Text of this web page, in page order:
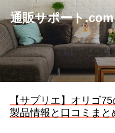
通販サポート.com
【サプリエ】オリゴ75
製品情報と口コミまと